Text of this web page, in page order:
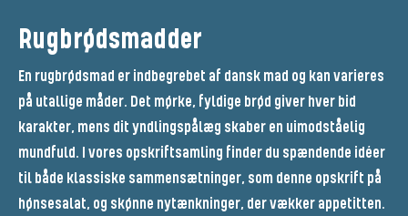
Rugbrødsmadder
En rugbrødsmad er indbegrebet af dansk mad og kan varieres
på utallige måder. Det mørke, fyldige brød giver hver bid
karakter, mens dit yndlingspålæg skaber en uimodståelig
mundfuld. I vores opskriftsamling finder du spændende idéer
til både klassiske sammensætninger, som denne opskrift på
hønsesalat, og skønne nytænkninger, der vækker appetitten.